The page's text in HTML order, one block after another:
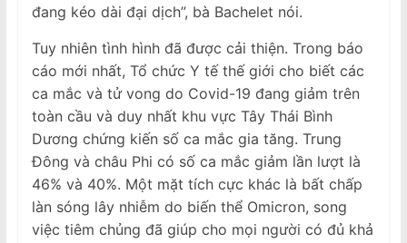
đang kéo dài đại dịch”, bà Bachelet nói.
Tuy nhiên tình hình đã được cải thiện. Trong báo
cáo mới nhất, Tổ chức Y tế thế giới cho biết các
ca mắc và tử vong do Covid-19 đang giảm trên
toàn cầu và duy nhất khu vực Tây Thái Bình
Dương chứng kiến số ca mắc gia tăng. Trung
Đông và châu Phi có số ca mắc giảm lần lượt là
46% và 40%. Một mặt tích cực khác là bất chấp
làn sóng lây nhiễm do biến thể Omicron, song
việc tiêm chủng đã giúp cho mọi người có đủ khả